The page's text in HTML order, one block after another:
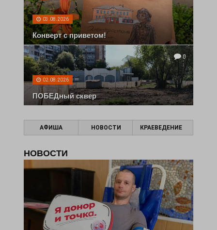
03.08.2026
Конверт с приветом!
0
02.08.2026
ПОБЕДный сквер
АФИША НОВОСТИ КРАЕВЕДЕНИЕ
НОВОСТИ